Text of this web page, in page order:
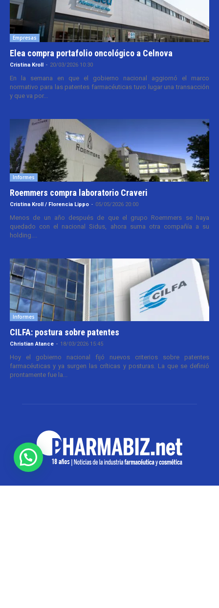
Empresas
Elea compra portafolio oncológico a Celnova
Cristina Kroll - 20/03/2026 10:30
En la semana en que el gobierno nacional aggiornó el marco
normativo para las patentes farmacéuticas tuvo lugar una transacción
y que va por...
Informes
Roemmers compra laboratorio Craveri
Cristina Kroll / Florencia Lippo - 05/05/2026 20:00
Menos de un año después de que el grupo Roemmers se haya
quedado con el nacional Sidus, ahora suma otra compañía a su
holding....
Informes
CILFA: postura sobre patentes
Christian Atance - 18/03/2026 15:45
Hoy el gobierno nacional fijó nuevos criterios sobre patentes
farmacéuticas y ya surgen las críticas y posturas. La que se definió
prontamente fue la...